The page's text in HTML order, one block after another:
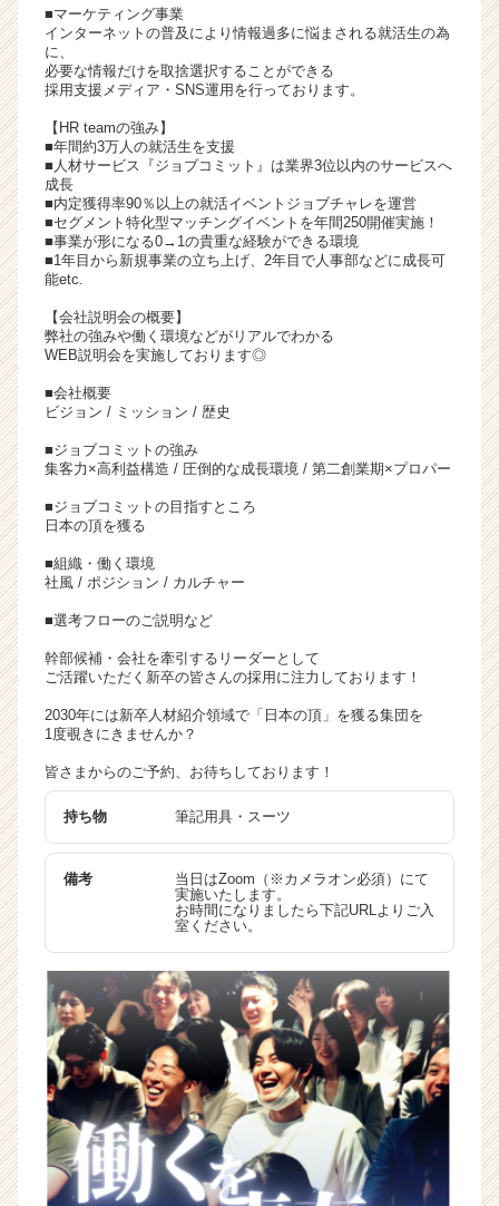
r
e
r）
■マーケティング事業
インターネットの普及により情報過多に悩まされる就活生の為
に、
必要な情報だけを取捨選択することができる
採用支援メディア・SNS運用を行っております。
【HR teamの強み】
■年間約3万人の就活生を支援
■人材サービス『ジョブコミット』は業界3位以内のサービスへ
成長
■内定獲得率90％以上の就活イベントジョブチャレを運営
■セグメント特化型マッチングイベントを年間250開催実施！
■事業が形になる0→1の貴重な経験ができる環境
■1年目から新規事業の立ち上げ、2年目で人事部などに成長可
能etc.
【会社説明会の概要】
弊社の強みや働く環境などがリアルでわかる
WEB説明会を実施しております◎
■会社概要
ビジョン / ミッション / 歴史
■ジョブコミットの強み
集客力×高利益構造 / 圧倒的な成長環境 / 第二創業期×プロパー
■ジョブコミットの目指すところ
日本の頂を獲る
■組織・働く環境
社風 / ポジション / カルチャー
■選考フローのご説明など
幹部候補・会社を牽引するリーダーとして
ご活躍いただく新卒の皆さんの採用に注力しております！
2030年には新卒人材紹介領域で「日本の頂」を獲る集団を
1度覗きにきませんか？
皆さまからのご予約、お待ちしております！
持ち物 筆記用具・スーツ
備考
当日はZoom（※カメラオン必須）にて
実施いたします。
お時間になりましたら下記URLよりご入
室ください。